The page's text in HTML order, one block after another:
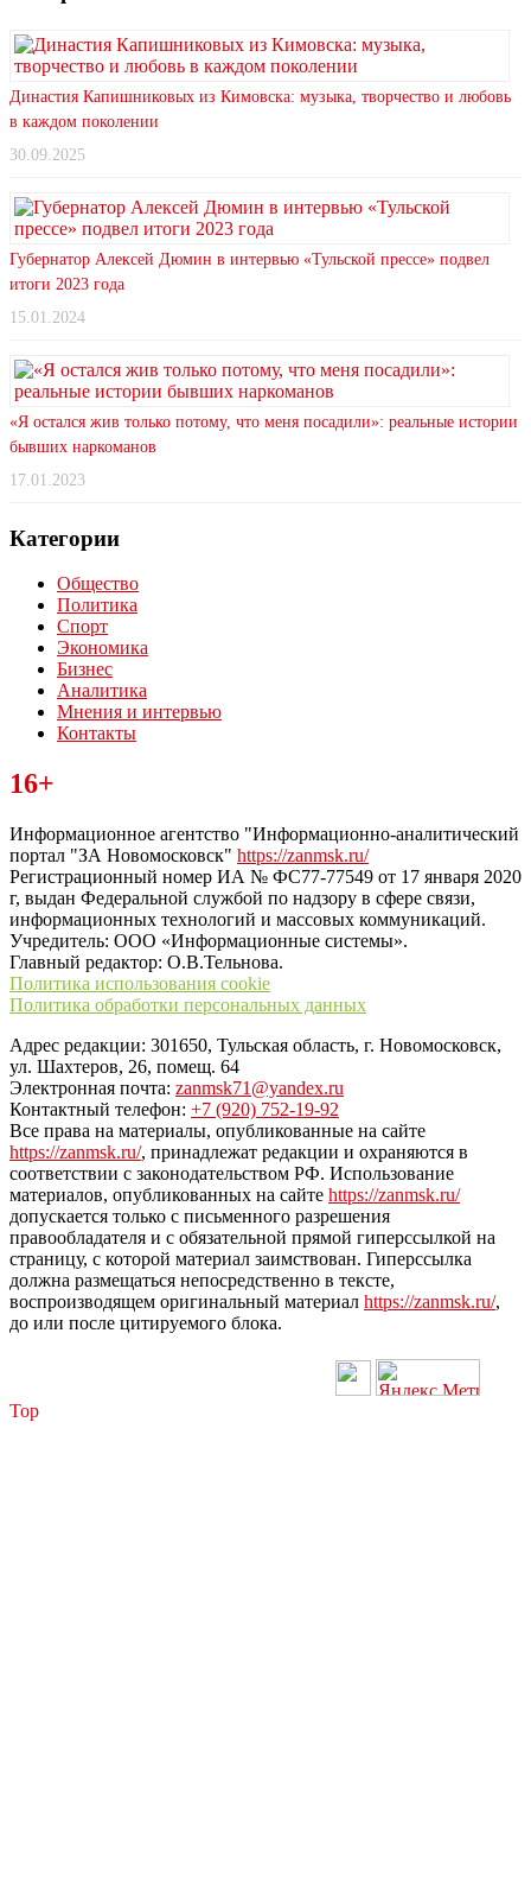
Династия Капишниковых из Кимовска: музыка, творчество и любовь
в каждом поколении
30.09.2025
Губернатор Алексей Дюмин в интервью «Тульской прессе» подвел
итоги 2023 года
15.01.2024
«Я остался жив только потому, что меня посадили»: реальные истории
бывших наркоманов
17.01.2023
Категории
Общество
Политика
Спорт
Экономика
Бизнес
Аналитика
Мнения и интервью
Контакты
Читайте последние новости дня в Тульской области на сайте
“ЗаНовомосковск”
16+
Информационное агентство "Информационно-аналитический
портал "ЗА Новомосковск" https://zanmsk.ru/
Регистрационный номер ИА № ФС77-77549 от 17 января 2020
г, выдан Федеральной службой по надзору в сфере связи,
информационных технологий и массовых коммуникаций.
Учредитель: ООО «Информационные системы».
Главный редактор: О.В.Тельнова.
Политика использования cookie
Политика обработки персональных данных
Адрес редакции: 301650, Тульская область, г. Новомосковск,
ул. Шахтеров, 26, помещ. 64
Электронная почта: zanmsk71@yandex.ru
Контактный телефон: +7 (920) 752-19-92
Все права на материалы, опубликованные на сайте
https://zanmsk.ru/, принадлежат редакции и охраняются в
соответствии с законодательством РФ. Использование
материалов, опубликованных на сайте https://zanmsk.ru/
допускается только с письменного разрешения
правообладателя и с обязательной прямой гиперссылкой на
страницу, с которой материал заимствован. Гиперссылка
должна размещаться непосредственно в тексте,
воспроизводящем оригинальный материал https://zanmsk.ru/,
до или после цитируемого блока.
Top